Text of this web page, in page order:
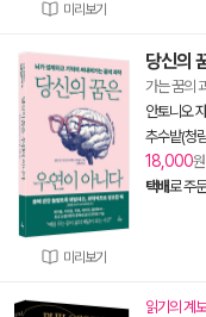
미리보기
미리보기
당신의
가는 꿈의
안토니오
추수밭(청
18,000
택배로 주
읽기의 계